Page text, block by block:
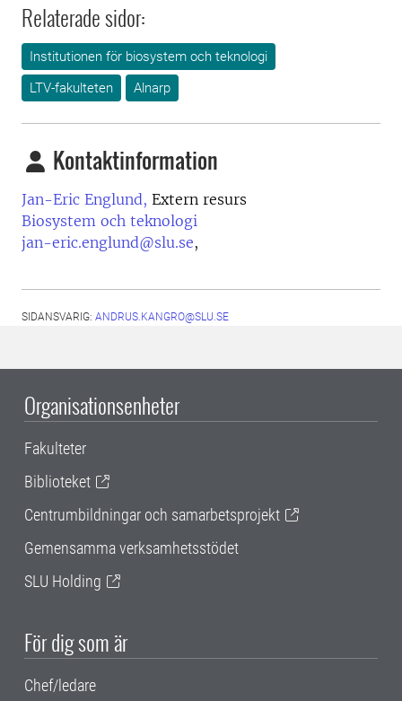
Relaterade sidor:
Institutionen för biosystem och teknologi
LTV-fakulteten
Alnarp
Kontaktinformation
Jan-Eric Englund, Extern resurs
Biosystem och teknologi
jan-eric.englund@slu.se,
SIDANSVARIG: ANDRUS.KANGRO@SLU.SE
Organisationsenheter
Fakulteter
Biblioteket
Centrumbildningar och samarbetsprojekt
Gemensamma verksamhetsstödet
SLU Holding
För dig som är
Chef/ledare